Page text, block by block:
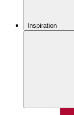
Inspiration